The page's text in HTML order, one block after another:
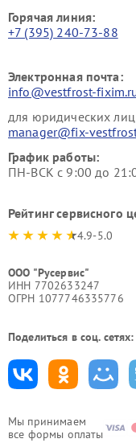
Мы принимаем
все формы оплаты
Горячая линия:
+7 (395) 240-73-88
Электронная почта:
info@vestfrost-
для юридических лиц
manager@fix-
График работы:
ПН-ВСК с 9:00 до
Рейтинг сервисного
4.9-5.0
ООО "Русервис"
ИНН 7702633247
ОГРН 1077746335776
Поделиться в соц. сетях: